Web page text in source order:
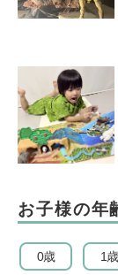
お子様の年
0歳 1歳